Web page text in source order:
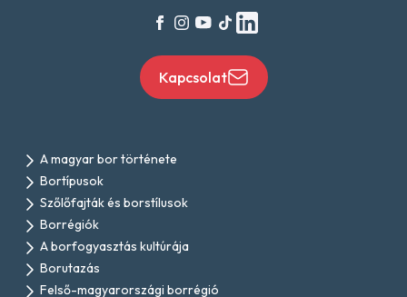
Kapcsolat
A magyar bor története
Bortípusok
Szőlőfajták és borstílusok
Borrégiók
A borfogyasztás kultúrája
Borutazás
Felső-magyarországi borrégió